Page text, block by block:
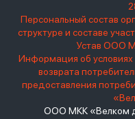
Персональный состав
структуре и составе
Устав ООО
Информация об условиях
возврата
предоставления
ООО МКК «Велком